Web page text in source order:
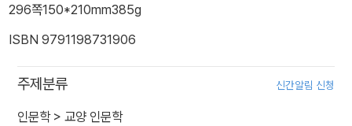
296쪽150*210mm385g
ISBN 9791198731906
주제분류 신간알림 신청
인문학> 교양 인문학